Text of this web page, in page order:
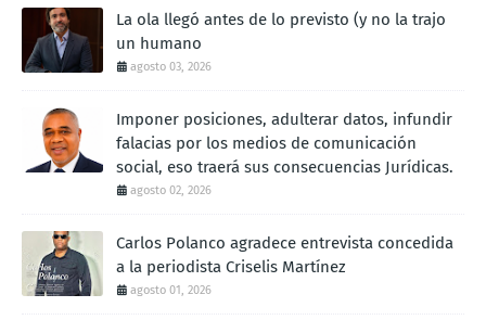
La ola llegó antes de lo previsto (y no la trajo
un humano
agosto 03, 2026
Imponer posiciones, adulterar datos, infundir
falacias por los medios de comunicación
social, eso traerá sus consecuencias Jurídicas.
agosto 02, 2026
Carlos Polanco agradece entrevista concedida
a la periodista Criselis Martínez
agosto 01, 2026